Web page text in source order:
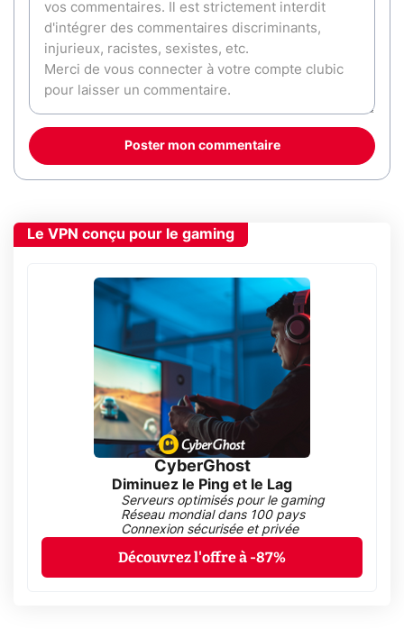
Poster mon commentaire
Le VPN conçu pour le gaming
CyberGhost
Diminuez le Ping et le Lag
Serveurs optimisés pour le gaming
Réseau mondial dans 100 pays
Connexion sécurisée et privée
Découvrez l'offre à -87%